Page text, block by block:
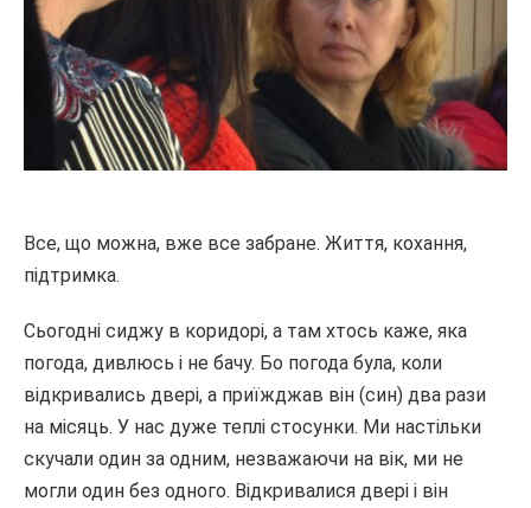
Все, що можна, вже все забране. Життя, кохання,
підтримка.
Сьогодні сиджу в коридорі, а там хтось каже, яка
погода, дивлюсь і не бачу. Бо погода була, коли
відкривались двері, а приїжджав він (син) два рази
на місяць. У нас дуже теплі стосунки. Ми настільки
скучали один за одним, незважаючи на вік, ми не
могли один без одного. Відкривалися двері і він